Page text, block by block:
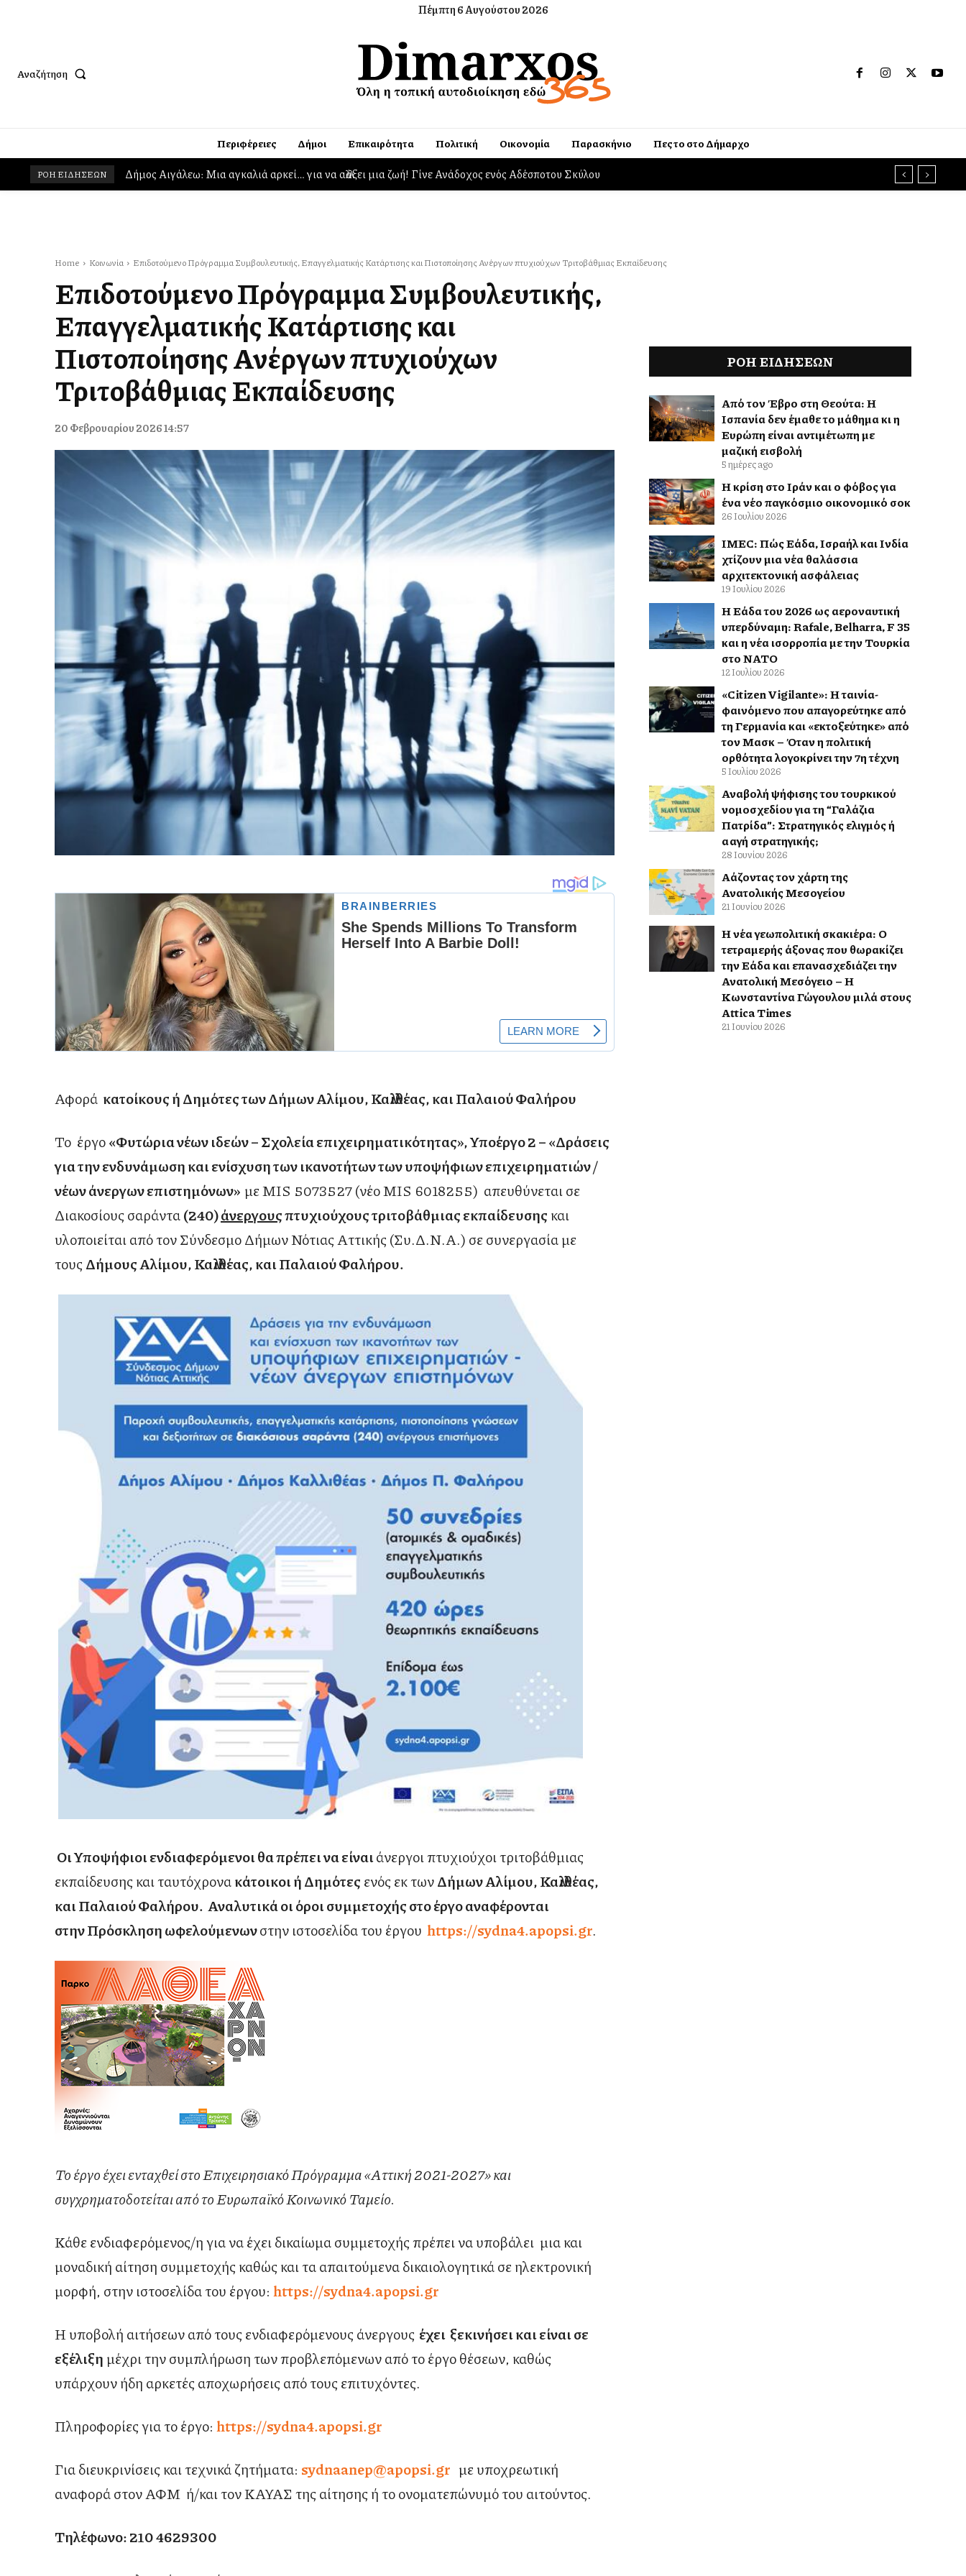
Πέμπτη 6 Αυγούστου 2026
Αναζήτηση
Περιφέρειες Δήμοι Επικαιρότητα Πολιτική Οικονομία Παρασκήνιο Πες το στο Δήμαρχο
ΡΟΗ ΕΙΔΗΣΕΩΝ Δήμος Αιγάλεω: Μια αγκαλιά αρκεί… για να αλλάξει μια ζωή! Γίνε Ανάδοχος ενός Αδέσποτου Σκύλου
Χαρδαλιάς: Νέα εποχή διαφάνειας στα έργα της Αττικής με το Παρατηρητήριο Έργων
Home Κοινωνία Επιδοτούμενο Πρόγραμμα Συμβουλευτικής, Επαγγελματικής Κατάρτισης και Πιστοποίησης Ανέργων πτυχιούχων Τριτοβάθμιας Εκπαίδευσης
Επιδοτούμενο Πρόγραμμα Συμβουλευτικής,
Επαγγελματικής Κατάρτισης και
Πιστοποίησης Ανέργων πτυχιούχων
Τριτοβάθμιας Εκπαίδευσης
20 Φεβρουαρίου 2026 14:57
Αφορά κατοίκους ή Δημότες των Δήμων Αλίμου, Καλλιθέας, και Παλαιού Φαλήρου
Το έργο«Φυτώρια νέων ιδεών – Σχολεία επιχειρηματικότητας», Υποέργο 2 – «Δράσεις
για την ενδυνάμωση και ενίσχυση των ικανοτήτων των υποψήφιων επιχειρηματιών /
νέων άνεργων επιστημόνων» με MIS 5073527 (νέο MIS 6018255) απευθύνεται σε
Διακοσίους σαράντα(240)άνεργουςπτυχιούχους τριτοβάθμιας εκπαίδευσης και
υλοποιείται από τον Σύνδεσμο Δήμων Νότιας Αττικής (Συ.Δ.Ν.Α.) σε συνεργασία με
τους Δήμους Αλίμου, Καλλιθέας, και Παλαιού Φαλήρου.
Οι Υποψήφιοι ενδιαφερόμενοι θα πρέπει να είναιάνεργοι πτυχιούχοι τριτοβάθμιας
εκπαίδευσης και ταυτόχρονακάτοικοι ή Δημότες ενός εκ τωνΔήμων Αλίμου, Καλλιθέας,
και Παλαιού Φαλήρου. Αναλυτικά οι όροι συμμετοχής στο έργο αναφέρονται
στην Πρόσκληση ωφελούμενωνστην ιστοσελίδα του έργου https://sydna4.apopsi.gr.
Το έργο έχει ενταχθεί στο Επιχειρησιακό Πρόγραμμα «Αττική 2021-2027» και
συγχρηματοδοτείται από το Ευρωπαϊκό Κοινωνικό Ταμείο.
Κάθε ενδιαφερόμενος/η για να έχει δικαίωμα συμμετοχής πρέπει να υποβάλει μια και
μοναδική αίτηση συμμετοχής καθώς και τα απαιτούμενα δικαιολογητικά σε ηλεκτρονική
μορφή, στην ιστοσελίδα του έργου: https://sydna4.apopsi.gr
Η υποβολή αιτήσεων από τους ενδιαφερόμενους άνεργους έχει ξεκινήσει και είναι σε
εξέλιξη μέχρι την συμπλήρωση των προβλεπόμενων από το έργο θέσεων, καθώς
υπάρχουν ήδη αρκετές αποχωρήσεις από τους επιτυχόντες.
Πληροφορίες για το έργο: https://sydna4.apopsi.gr
Για διευκρινίσεις και τεχνικά ζητήματα: sydnaanep@apopsi.gr με υποχρεωτική
αναφορά στον ΑΦΜ ή/και τον ΚΑΥΑΣ της αίτησης ή το ονοματεπώνυμό του αιτούντος.
Τηλέφωνο: 210 4629300
ΡΟΗ ΕΙΔΉΣΕΩΝ
Από τον Έβρο στη Θεούτα: Η
Ισπανία δεν έμαθε το μάθημα κι η
Ευρώπη είναι αντιμέτωπη με
μαζική εισβολή
5 ημέρες ago
Η κρίση στο Ιράν και ο φόβος για
ένα νέο παγκόσμιο οικονομικό σοκ
26 Ιουλίου 2026
IMEC: Πώς Ελλάδα, Ισραήλ και Ινδία
χτίζουν μια νέα θαλάσσια
αρχιτεκτονική ασφάλειας
19 Ιουλίου 2026
Η Ελλάδα του 2026 ως αεροναυτική
υπερδύναμη: Rafale, Belharra, F 35
και η νέα ισορροπία με την Τουρκία
στο ΝΑΤΟ
12 Ιουλίου 2026
«Citizen Vigilante»: Η ταινία-
φαινόμενο που απαγορεύτηκε από
τη Γερμανία και «εκτοξεύτηκε» από
τον Μασκ – Όταν η πολιτική
ορθότητα λογοκρίνει την 7η τέχνη
5 Ιουλίου 2026
Αναβολή ψήφισης του τουρκικού
νομοσχεδίου για τη “Γαλάζια
Πατρίδα”: Στρατηγικός ελιγμός ή
αλλαγή στρατηγικής;
28 Ιουνίου 2026
Αλλάζοντας τον χάρτη της
Ανατολικής Μεσογείου
21 Ιουνίου 2026
Η νέα γεωπολιτική σκακιέρα: Ο
τετραμερής άξονας που θωρακίζει
την Ελλάδα και επανασχεδιάζει την
Ανατολική Μεσόγειο – Η
Κωνσταντίνα Γώγουλου μιλά στους
Attica Times
21 Ιουνίου 2026